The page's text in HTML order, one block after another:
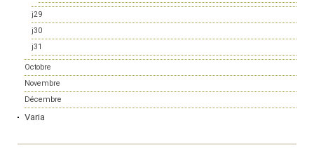
j29
j30
j31
Octobre
Novembre
Décembre
Varia